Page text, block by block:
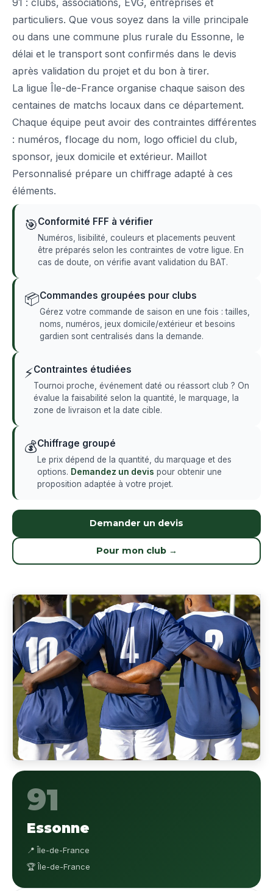
91 : clubs, associations, EVG, entreprises et
particuliers. Que vous soyez dans la ville principale
ou dans une commune plus rurale du Essonne, le
délai et le transport sont confirmés dans le devis
après validation du projet et du bon à tirer.
La ligue Île-de-France organise chaque saison des
centaines de matchs locaux dans ce département.
Chaque équipe peut avoir des contraintes différentes
: numéros, flocage du nom, logo officiel du club,
sponsor, jeux domicile et extérieur. Maillot
Personnalisé prépare un chiffrage adapté à ces
éléments.
🎯Conformité FFF à vérifier
Numéros, lisibilité, couleurs et placements peuvent
être préparés selon les contraintes de votre ligue. En
cas de doute, on vérifie avant validation du BAT.
📦Commandes groupées pour clubs
Gérez votre commande de saison en une fois : tailles,
noms, numéros, jeux domicile/extérieur et besoins
gardien sont centralisés dans la demande.
⚡Contraintes étudiées
Tournoi proche, événement daté ou réassort club ? On
évalue la faisabilité selon la quantité, le marquage, la
zone de livraison et la date cible.
💰Chiffrage groupé
Le prix dépend de la quantité, du marquage et des
options. Demandez un devis pour obtenir une
proposition adaptée à votre projet.
Demander un devis
Pour mon club →
91
Essonne
📍 Île-de-France
🏆 Île-de-France